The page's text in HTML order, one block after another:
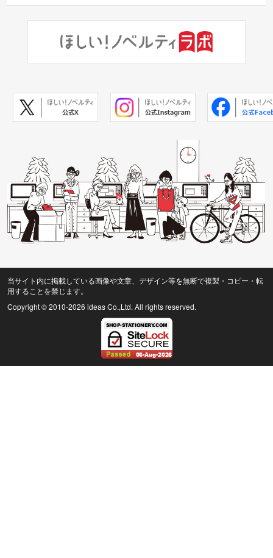
当サイト内に掲載している画像や文章、デザイン等を無断で複製・コピー・転
用することを禁じます。
Copyright © 2010-2026 ideas Co.,Ltd. All rights reserved.